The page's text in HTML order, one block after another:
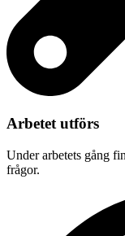
Arbetet utförs
Under arbetets gång
frågor.